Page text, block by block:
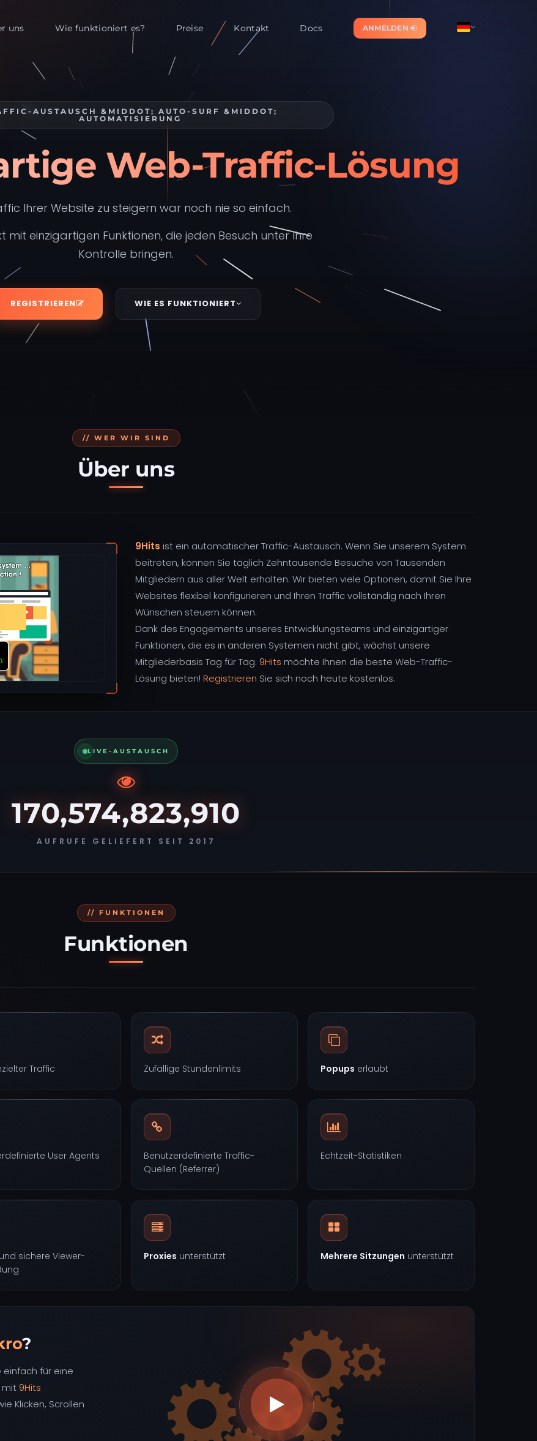
uns Wie funktioniert es? Preise Kontakt Docs ANMELDEN
AUSTAUSCH &MIDDOT; AUTO-SURF &MIDDOT;
AUTOMATISIERUNG
Web-Traffic-Lösung
Ihrer Website zu steigern war noch nie so einfach.
mit einzigartigen Funktionen, die jeden Besuch unter Ihre
Kontrolle bringen.
REGISTRIEREN WIE ES FUNKTIONIERT
// WER WIR SIND
Über uns
9Hits ist ein automatischer Traffic-Austausch. Wenn Sie unserem System
beitreten, können Sie täglich Zehntausende Besuche von Tausenden
Mitgliedern aus aller Welt erhalten. Wir bieten viele Optionen, damit Sie Ihre
Websites flexibel konfigurieren und Ihren Traffic vollständig nach Ihren
Wünschen steuern können.
Dank des Engagements unseres Entwicklungsteams und einzigartiger
Funktionen, die es in anderen Systemen nicht gibt, wächst unsere
Mitgliederbasis Tag für Tag. 9Hits möchte Ihnen die beste Web-Traffic-
Lösung bieten! Registrieren Sie sich noch heute kostenlos.
LIVE-AUSTAUSCH
170,574,823,910
AUFRUFE GELIEFERT SEIT 2017
// FUNKTIONEN
Funktionen
Traffic Zufällige Stundenlimits Popups erlaubt
User Agents
Benutzerdefinierte Traffic-
Quellen (Referrer)
Echtzeit-Statistiken
sichere Viewer-
Proxies unterstützt Mehrere Sitzungen unterstützt
?
einfach für eine
mit 9Hits
Klicken, Scrollen